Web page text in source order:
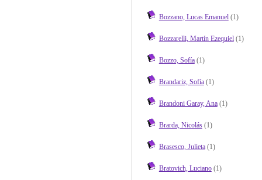
Bozzano, Lucas Emanuel(1)
Bozzarelli, Martín Ezequiel(1)
Bozzo, Sofía(1)
Brandariz, Sofía(1)
Brandoni Garay, Ana(1)
Brarda, Nicolás(1)
Brasesco, Julieta(1)
Bratovich, Luciano(1)